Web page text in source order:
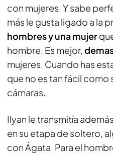
con mujeres. Y sabe
más le gusta ligado a la
hombres y una mujer
hombre. Es mejor,
mujeres. Cuando has
que no es tan fácil como
cámaras.
Ilyan le transmitía
en su etapa de soltero,
con Ágata. Para el